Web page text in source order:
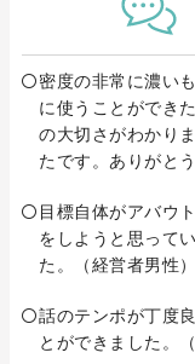
密度の非常に濃い
に使うことができ
の大切さがわかり
たです。ありがと
目標自体がアバウ
をしようと思って
た。（経営者男性）
話のテンポが丁度
とができました。